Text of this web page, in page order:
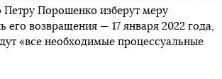
Петру Порошенко изберут меру
его возвращения — 17 января 2022 года,
«все необходимые процессуальные